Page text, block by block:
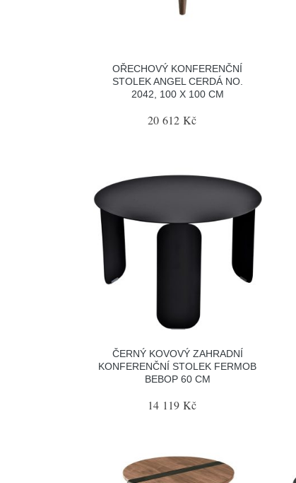
OŘECHOVÝ KONFERENČNÍ
STOLEK ANGEL CERDÁ NO.
2042, 100 X 100 CM
20 612 Kč
ČERNÝ KOVOVÝ ZAHRADNÍ
KONFERENČNÍ STOLEK FERMOB
BEBOP 60 CM
14 119 Kč